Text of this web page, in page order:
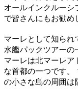
オールインクルー
で皆さんにもお勧め
マーレとして知ら
水艦パックツアーの
マーレは北マーレア
な首都の一つです。
の小さな島の周囲は